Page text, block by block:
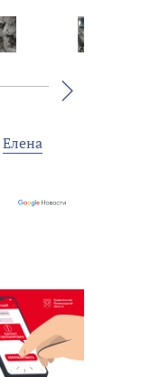
Вперед
Елена